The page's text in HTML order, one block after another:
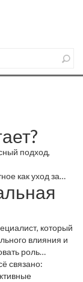
подход,
какуход за
и
понимания темы
как
мезотерапия,
в которой
и поддержки
который
влияния и
роль
связано: